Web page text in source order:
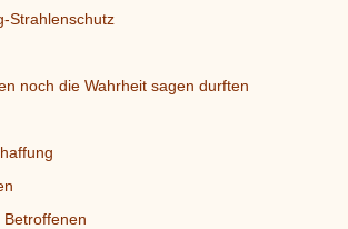
Strahlenschutz
noch die Wahrheit sagen durften
Betroffenen